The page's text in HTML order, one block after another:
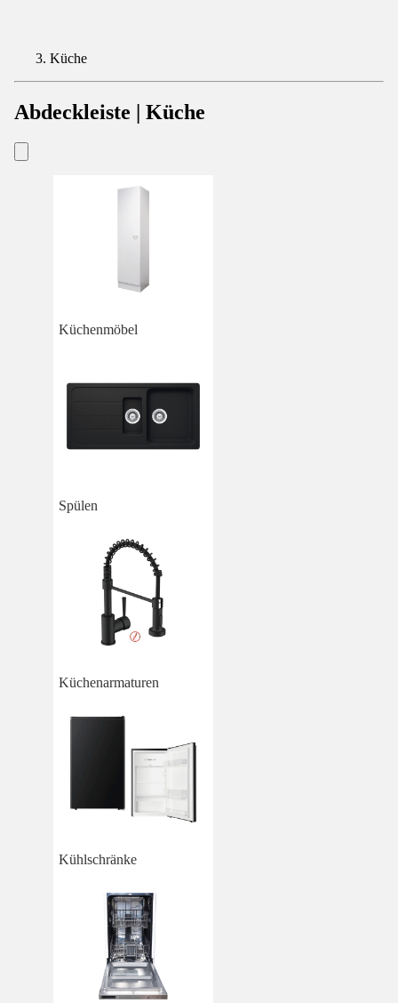
Küche
Abdeckleiste | Küche
Küchenmöbel
Spülen
Küchenarmaturen
Kühlschränke